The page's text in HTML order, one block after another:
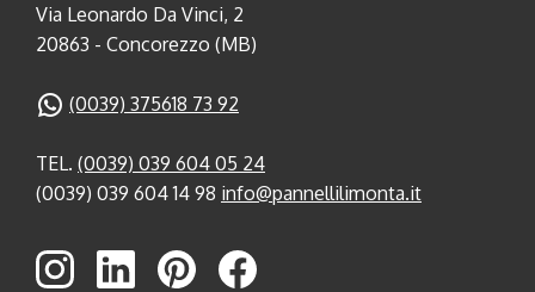
Via Leonardo Da Vinci, 2
20863 - Concorezzo (MB)
(0039) 375618 73 92
TEL. (0039) 039 604 05 24
(0039) 039 604 14 98 info@pannellilimonta.it